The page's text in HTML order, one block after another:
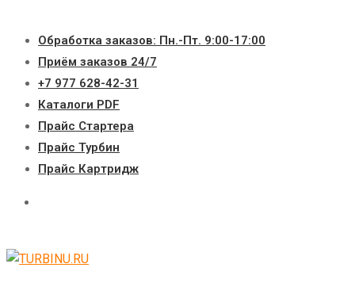
содержимому
Обработка заказов: Пн.-Пт. 9:00-17:00
Приём заказов 24/7
+7 977 628-42-31
Каталоги PDF
Прайс Стартера
Прайс Турбин
Прайс Картридж